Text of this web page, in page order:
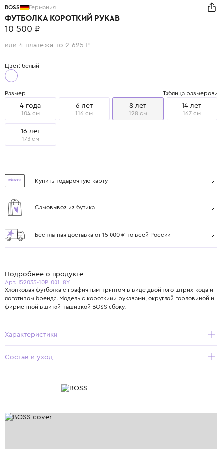
BOSS Германия
ФУТБОЛКА КОРОТКИЙ РУКАВ
10 500 ₽
или 4 платежа по 2 625 ₽
Цвет: белый
Размер Таблица размеров
4 года
104 см
6 лет
116 см
8 лет
128 см
14 лет
167 см
16 лет
173 см
Купить подарочную карту
Самовывоз из бутика
Бесплатная доставка от 15 000 ₽ по всей России
Подробнее о продукте
Арт. J52035-10P_001_8Y
Хлопковая футболка с графичным принтом в виде двойного штрих-кода и
логотипом бренда. Модель с короткими рукавами, округлой горловиной и
фирменной вшитой нашивкой BOSS сбоку.
Характеристики
Состав и уход